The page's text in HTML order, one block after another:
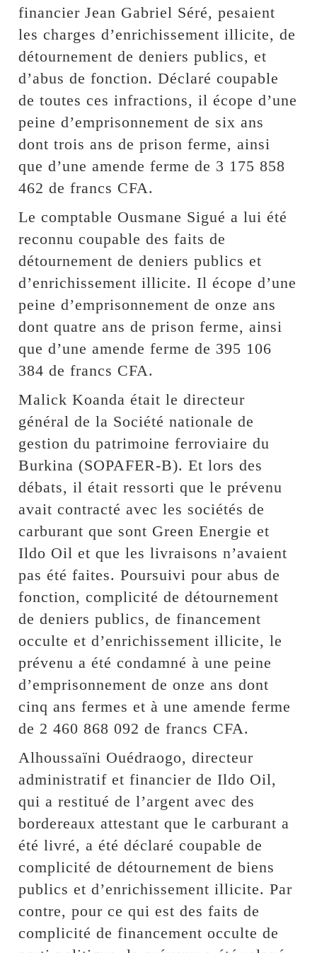
financier Jean Gabriel Séré, pesaient
les charges d’enrichissement illicite, de
détournement de deniers publics, et
d’abus de fonction. Déclaré coupable
de toutes ces infractions, il écope d’une
peine d’emprisonnement de six ans
dont trois ans de prison ferme, ainsi
que d’une amende ferme de 3 175 858
462 de francs CFA.
Le comptable Ousmane Sigué a lui été
reconnu coupable des faits de
détournement de deniers publics et
d’enrichissement illicite. Il écope d’une
peine d’emprisonnement de onze ans
dont quatre ans de prison ferme, ainsi
que d’une amende ferme de 395 106
384 de francs CFA.
Malick Koanda était le directeur
général de la Société nationale de
gestion du patrimoine ferroviaire du
Burkina (SOPAFER-B). Et lors des
débats, il était ressorti que le prévenu
avait contracté avec les sociétés de
carburant que sont Green Energie et
Ildo Oil et que les livraisons n’avaient
pas été faites. Poursuivi pour abus de
fonction, complicité de détournement
de deniers publics, de financement
occulte et d’enrichissement illicite, le
prévenu a été condamné à une peine
d’emprisonnement de onze ans dont
cinq ans fermes et à une amende ferme
de 2 460 868 092 de francs CFA.
Alhoussaïni Ouédraogo, directeur
administratif et financier de Ildo Oil,
qui a restitué de l’argent avec des
bordereaux attestant que le carburant a
été livré, a été déclaré coupable de
complicité de détournement de biens
publics et d’enrichissement illicite. Par
contre, pour ce qui est des faits de
complicité de financement occulte de